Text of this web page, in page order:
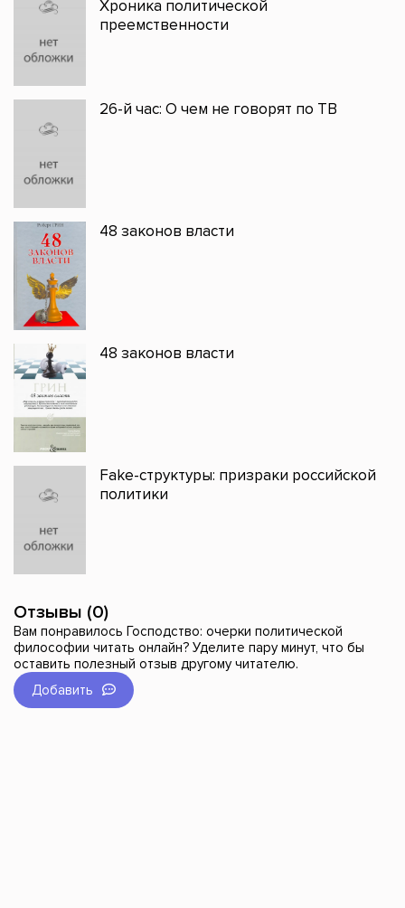
Хроника политической
преемственности
26-й час: О чем не говорят по ТВ
48 законов власти
48 законов власти
Fake-структуры: призраки российской
политики
Отзывы (0)
Вам понравилось Господство: очерки политической
философии читать онлайн? Уделите пару минут, что бы
оставить полезный отзыв другому читателю.
Добавить